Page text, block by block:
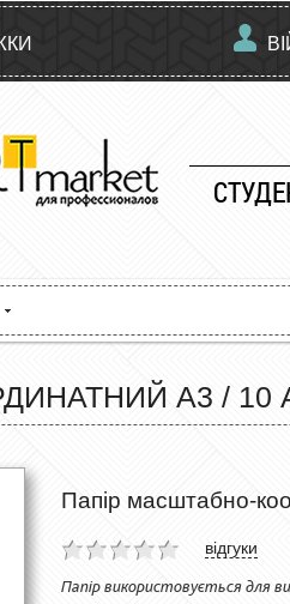
А3 / 10
Папір масштабно-
відгуки
Папір використовується для